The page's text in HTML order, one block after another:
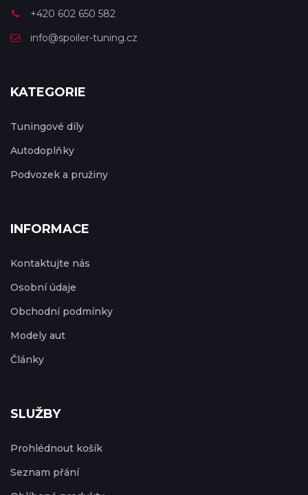
+420 602 650 582
info@spoiler-tuning.cz
KATEGORIE
Tuningové díly
Autodoplňky
Podvozek a pružiny
INFORMACE
Kontaktujte nás
Osobní údaje
Obchodní podmínky
Modely aut
Články
SLUŽBY
Prohlédnout košík
Seznam přání